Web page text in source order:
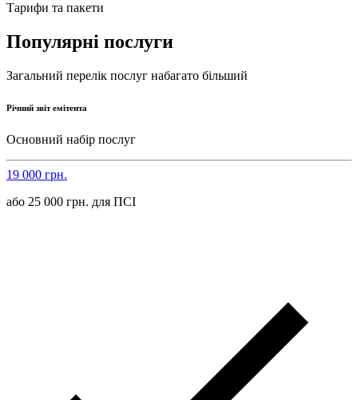
Тарифи та пакети
Популярні послуги
Загальний перелік послуг набагато більший
Річний звіт емітента
Основний набір послуг
19 000 грн.
або 25 000 грн. для ПСІ